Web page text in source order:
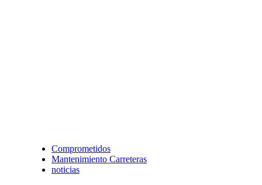
Comprometidos
Mantenimiento Carreteras
noticias